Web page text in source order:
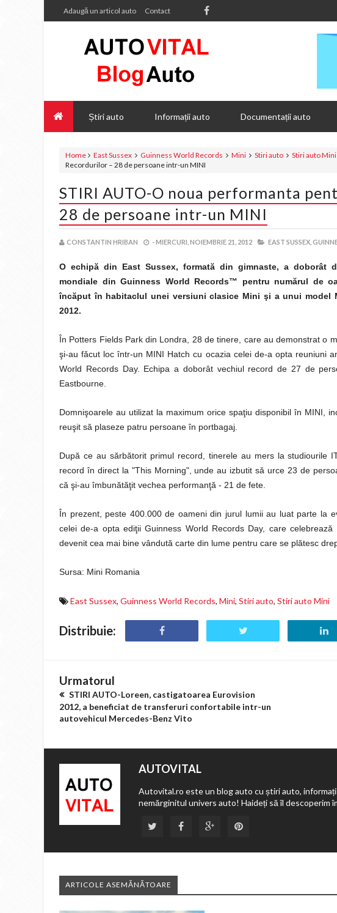
Adaugă un articol auto Contact
Știri auto Informații auto Documentații auto
Home East Sussex Guinness World Records Mini Stiri auto Stiri auto Mini
Recordurilor – 28 de persoane intr-un MINI
STIRI AUTO-O noua performanta
28 de persoane intr-un MINI
CONSTANTIN HRIBAN -MIERCURI, NOIEMBRIE 21, 2012 EAST SUSSEX,
O echipă din East Sussex, formată din gimnaste, a doborât
mondiale din Guinness World Records™ pentru numărul de
încăput în habitaclul unei versiuni clasice Mini şi a unui model
2012.
În Potters Fields Park din Londra, 28 de tinere, care au demonstrat o
şi-au făcut loc într-un MINI Hatch cu ocazia celei de-a opta reuniuni
World Records Day. Echipa a doborât vechiul record de 27 de
Eastbourne.
Domnişoarele au utilizat la maximum orice spaţiu disponibil în MINI,
reuşit să plaseze patru persoane în portbagaj.
După ce au sărbătorit primul record, tinerele au mers la studiourile
record în direct la "This Morning", unde au izbutit să urce 23 de
că şi-au îmbunătăţit vechea performanţă - 21 de fete.
În prezent, peste 400.000 de oameni din jurul lumii au luat parte la
celei de-a opta ediţii Guinness World Records Day, care
devenit cea mai bine vândută carte din lume pentru care se plătesc
Sursa: Mini Romania
East Sussex, Guinness World Records, Mini, Stiri auto, Stiri auto Mini
Distribuie:
Urmatorul
STIRI AUTO-Loreen, castigatoarea Eurovision
2012, a beneficiat de transferuri confortabile intr-un
autovehicul Mercedes-Benz Vito
AUTOVITAL
Autovital.ro este un blog auto cu știri auto,
nemărginitul univers auto! Haideți să îl descoperim
ARTICOLE ASEMĂNĂTOARE